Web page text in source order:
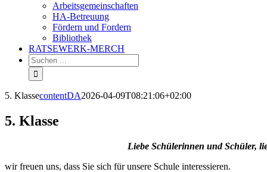
Arbeitsgemeinschaften
HA-Betreuung
Fördern und Fordern
Bibliothek
RATSEWERK-MERCH
5. KlassecontentDA2026-04-09T08:21:06+02:00
5. Klasse
Liebe Schülerinnen und Schüler,
wir freuen uns, dass Sie sich für unsere Schule interessieren.